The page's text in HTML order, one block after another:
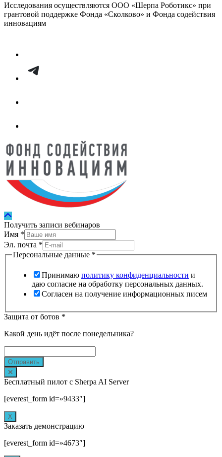
Исследования осуществляются ООО «Шерпа Роботикс» при
грантовой поддержке Фонда «Сколково» и Фонда содействия
инновациям
Получить записи вебинаров
Имя *
Эл. почта *
Персональные данные *
Принимаю политику конфиденциальности и
даю согласие на обработку персональных данных.
Согласен на получение информационных писем
Защита от ботов *
Какой день идёт после понедельника?
Отправить
Бесплатный пилот с Sherpa AI Server
[everest_form id=»9433″]
Х
Заказать демонстрацию
[everest_form id=»4673″]